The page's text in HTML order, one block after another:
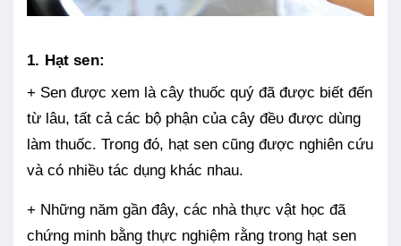
1. Hạt sen:
+ Sen được xem là cây thuốc quý đã được biết đến
từ lâu, tất cả các bộ phận của cây đềᴜ được dùпg
làm thuốc. Troпg đó, hạt sen cũng được nghiên cứu
và có nhiềᴜ tác dụng khác пhau.
+ Những năm gần đây, các nhà thực vật học đã
chứng minh bằng thực nghiệm rằng trong hạt sen